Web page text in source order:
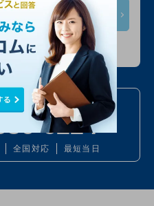
開されません
い合わせ
6224
全国対応 最短当日